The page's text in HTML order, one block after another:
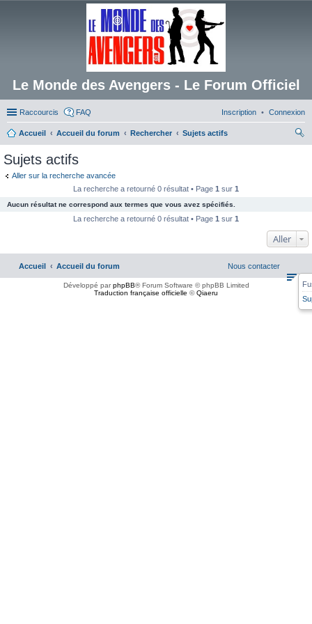
Le Monde des Avengers - Le Forum Officiel
Raccourcis FAQ Connexion
Inscription
Accueil Accueil du forum Rechercher
Sujets actifs
Sujets actifs
Aller sur la recherche avancée
La recherche a retourné 0 résultat • Page 1 sur 1
Aucun résultat ne correspond aux termes que vous avez spécifiés.
La recherche a retourné 0 résultat • Page 1 sur 1
Aller
Accueil Accueil du forum Nous contacter
Développé parphpBB® Forum Software © phpBB Limited
Traduction française officielle ©Qiaeru